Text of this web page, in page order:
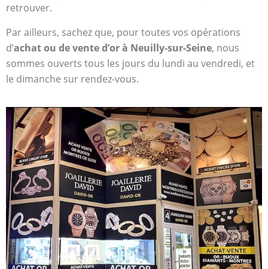
retrouver.
Par ailleurs, sachez que, pour toutes vos opérations
d’achat ou de vente d’or à Neuilly-sur-Seine, nous
sommes ouverts tous les jours du lundi au vendredi, et
le dimanche sur rendez-vous.